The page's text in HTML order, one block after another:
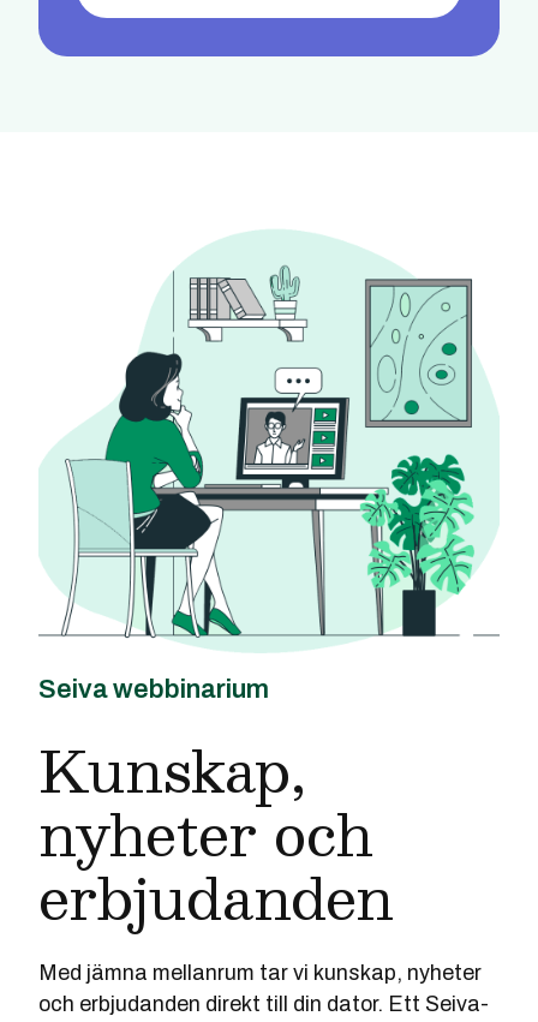
Seiva webbinarium
Kunskap,
nyheter och
erbjudanden
Med jämna mellanrum tar vi kunskap, nyheter
och erbjudanden direkt till din dator. Ett Seiva-